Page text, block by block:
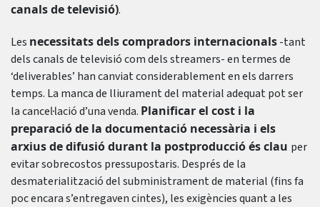
canals de televisió).
Les necessitats dels compradors internacionals-tant
dels canals de televisió com dels streamers- en termes de
‘deliverables’ han canviat considerablement en els darrers
temps. La manca de lliurament del material adequat pot ser
la cancel·lació d’una venda. Planificar el cost i la
preparació de la documentació necessària i els
arxius de difusió durant la postproducció és clau per
evitar sobrecostos pressupostaris. Després de la
desmaterialització del subministrament de material (fins fa
poc encara s’entregaven cintes), les exigències quant a les